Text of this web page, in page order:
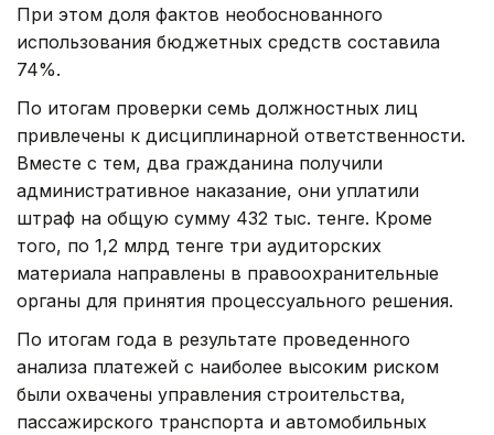
При этом доля фактов необоснованного
использования бюджетных средств составила
74%.
По итогам проверки семь должностных лиц
привлечены к дисциплинарной ответственности.
Вместе с тем, два гражданина получили
административное наказание, они уплатили
штраф на общую сумму 432 тыс. тенге. Кроме
того, по 1,2 млрд тенге три аудиторских
материала направлены в правоохранительные
органы для принятия процессуального решения.
По итогам года в результате проведенного
анализа платежей с наиболее высоким риском
были охвачены управления строительства,
пассажирского транспорта и автомобильных